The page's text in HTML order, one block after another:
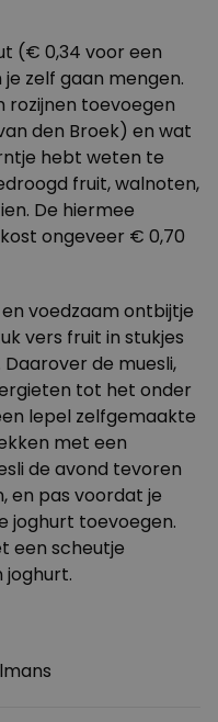
(€ 0,34 voor een
zelf gaan mengen.
rozijnen toevoegen
den Broek) en wat
hebt weten te
fruit, walnoten,
De hiermee
ongeveer € 0,70
voedzaam ontbijtje
vers fruit in stukjes
Daarover de muesli,
tot het onder
lepel zelfgemaakte
met een
de avond tevoren
en pas voordat je
joghurt toevoegen.
een scheutje
joghurt.